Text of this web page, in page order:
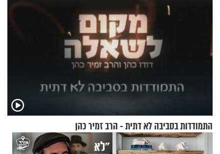
התמודדות בסביבה לא דתית - הרב זמיר כהן